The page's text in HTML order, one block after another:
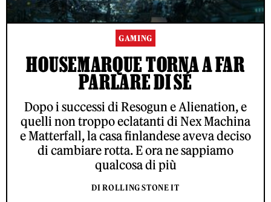
GAMING
HOUSEMARQUE TORNA A FAR
PARLARE DI SÉ
Dopo i successi di Resogun e Alienation, e
quelli non troppo eclatanti di Nex Machina
e Matterfall, la casa finlandese aveva deciso
di cambiare rotta. E ora ne sappiamo
qualcosa di più
DI ROLLING STONE IT